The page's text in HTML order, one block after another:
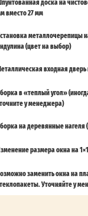
вместо 27 мм
металлочерепицы
(цвет на выбор)
входная
в «теплый угол»
у менеджера)
на деревянные нагеля
размера окна на
заменить окна на
Уточняйте у